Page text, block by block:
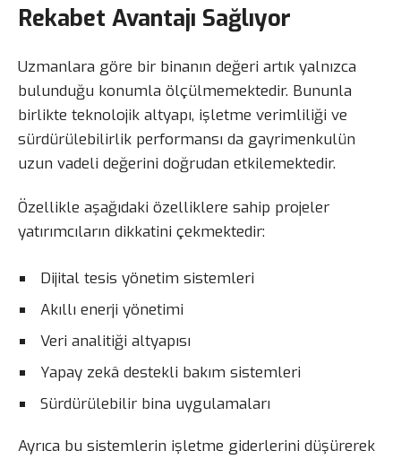
Rekabet Avantajı Sağlıyor
Uzmanlara göre bir binanın değeri artık yalnızca
bulunduğu konumla ölçülmemektedir. Bununla
birlikte teknolojik altyapı, işletme verimliliği ve
sürdürülebilirlik performansı da gayrimenkulün
uzun vadeli değerini doğrudan etkilemektedir.
Özellikle aşağıdaki özelliklere sahip projeler
yatırımcıların dikkatini çekmektedir:
Dijital tesis yönetim sistemleri
Akıllı enerji yönetimi
Veri analitiği altyapısı
Yapay zekâ destekli bakım sistemleri
Sürdürülebilir bina uygulamaları
Ayrıca bu sistemlerin işletme giderlerini düşürerek